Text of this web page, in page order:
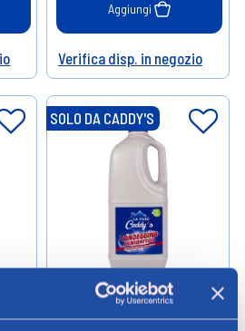
Aggiungi
Help
Verifica disp. in negozio
SOLO DA CADDY'S
La Casa Caddy's
Caddy's Candeggina